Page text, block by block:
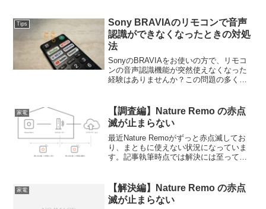
Tips
Sony BRAVIAのリモコンで音声
認識ができなくなったときの対処
法
SonyのBRAVIAをお使いの方で、リモコ
ンの音声認識機能が突然使えなくなった
経験はありませんか？この問題の多く
にできる「Bluetoothの再ペアリング方
法」をご紹介します。
家電
【調査編】Nature Remo の赤点
滅が止まらない
最近Nature Remoがずっと赤点滅してお
り、まともに使えない状況になっていま
す。記事執筆時点では解決には至ってい
家電
【解決編】Nature Remo の赤点
滅が止まらない